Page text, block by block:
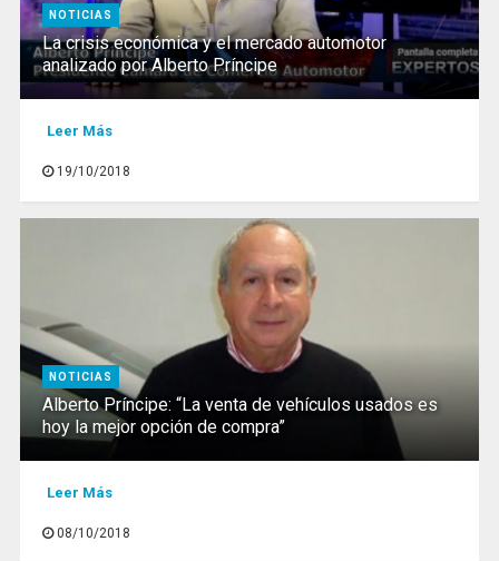
NOTICIAS
La crisis económica y el mercado automotor
analizado por Alberto Príncipe
Leer Más
19/10/2018
NOTICIAS
Alberto Príncipe: “La venta de vehículos usados es
hoy la mejor opción de compra”
Leer Más
08/10/2018